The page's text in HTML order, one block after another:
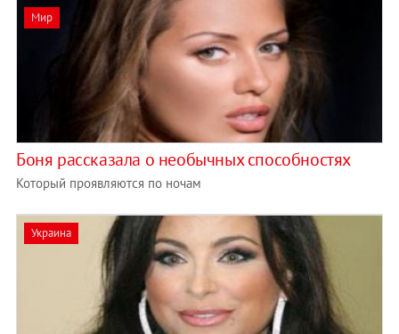
Мир
Боня рассказала о необычных способностях
Который проявляются по ночам
Украина